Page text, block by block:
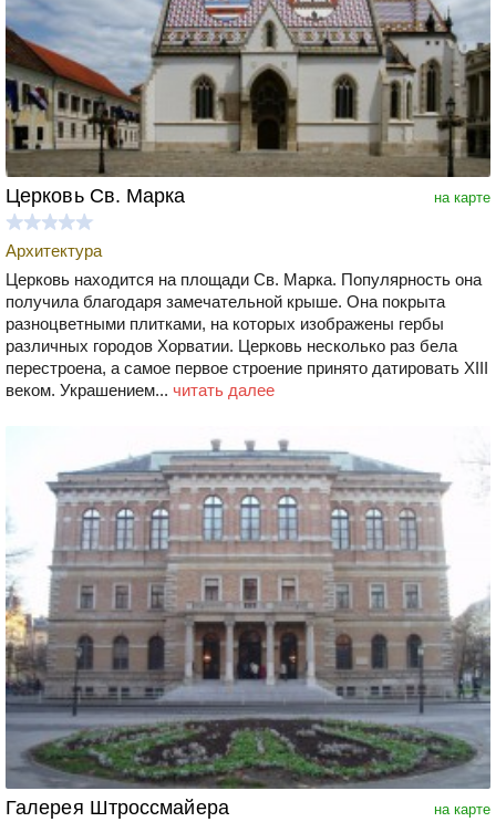
на карте
Церковь Св. Марка
Архитектура
Церковь находится на площади Св. Марка. Популярность она
получила благодаря замечательной крыше. Она покрыта
разноцветными плитками, на которых изображены гербы
различных городов Хорватии. Церковь несколько раз бела
перестроена, а самое первое строение принято датировать XIII
веком. Украшением... читать далее
на карте
Галерея Штроссмайера